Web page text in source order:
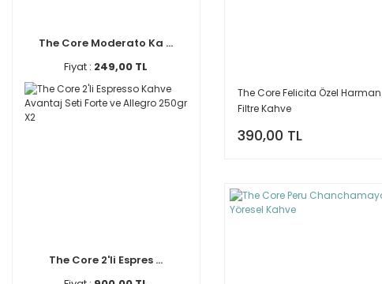
The Core Moderato Ka ...
Fiyat : 249,00 TL
The Core 2'li Espres ...
The Core Felicita Özel Harman
Filtre Kahve
390,00 TL